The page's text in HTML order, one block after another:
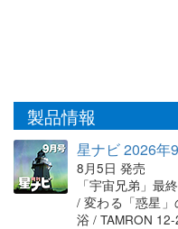
製品情報
星ナビ 2026年
8月5日 発売
「宇宙兄弟」最
/ 変わる「惑星
浴 / TAMRON